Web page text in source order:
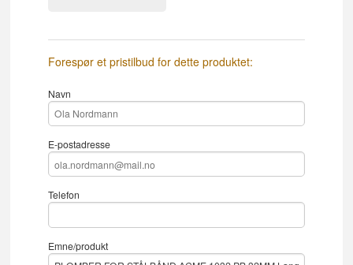
Forespør et pristilbud for dette produktet:
Navn
E-postadresse
Telefon
Emne/produkt